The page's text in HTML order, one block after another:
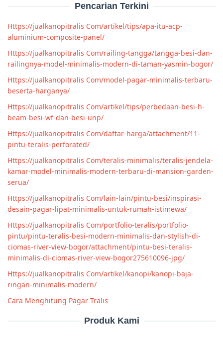
Pencarian Terkini
Https://jualkanopitralis Com/artikel/tips/apa-itu-acp-
aluminium-composite-panel/
Https://jualkanopitralis Com/railing-tangga/tangga-besi-dan-
railingnya-model-minimalis-modern-di-taman-yasmin-bogor/
Https://jualkanopitralis Com/model-pagar-minimalis-terbaru-
beserta-harganya/
Https://jualkanopitralis Com/artikel/tips/perbedaan-besi-h-
beam-besi-wf-dan-besi-unp/
Https://jualkanopitralis Com/daftar-harga/attachment/11-
pintu-teralis-perforated/
Https://jualkanopitralis Com/teralis-minimalis/teralis-jendela-
kamar-model-minimalis-modern-terbaru-di-mansion-garden-
serua/
Https://jualkanopitralis Com/lain-lain/pintu-besi/inspirasi-
desain-pagar-lipat-minimalis-untuk-rumah-istimewa/
Https://jualkanopitralis Com/portfolio-teralis/portfolio-
pintu/pintu-teralis-besi-modern-minimalis-dan-stylish-di-
ciomas-river-view-bogor/attachment/pintu-besi-teralis-
minimalis-di-ciomas-river-view-bogor275610096-jpg/
Https://jualkanopitralis Com/artikel/kanopi/kanopi-baja-
ringan-minimalis-modern/
Cara Menghitung Pagar Tralis
Produk Kami